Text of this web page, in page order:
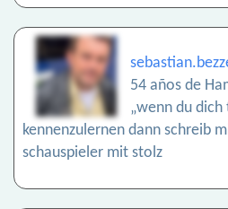
54 años de
„wenn du
kennenzulernen dann schreib
schauspieler mit stolz